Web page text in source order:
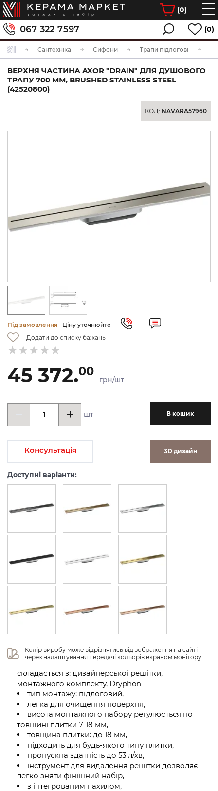
(0)
067 322 7597 (0)
Сантехніка Сифони Трапи підлогові
ВЕРХНЯ ЧАСТИНА AXOR "DRAIN" ДЛЯ ДУШОВОГО
ТРАПУ 700 ММ, BRUSHED STAINLESS STEEL
(42520800)
КОД: NAVARA57960
Під замовлення
Ціну уточнюйте
Додати до списку бажань
45 372.00
грн/шт
шт В кошик
Консультація 3D дизайн
Доступні варіанти:
Колір виробу може відрізнятись від зображення на сайті
через налаштування передачі кольорів екраном монітору.
складається з: дизайнерської решітки,
монтажного комплекту, Dryphon
тип монтажу: підлоговий,
легка для очищення поверхня,
висота монтажного набору регулюється по
товщині плитки 7-18 мм,
товщина плитки: до 18 мм,
підходить для будь-якого типу плитки,
пропускна здатність до 53 л/хв,
інструмент для видалення решітки дозволяє
легко зняти фінішний набір,
з інтегрованим нахилом,